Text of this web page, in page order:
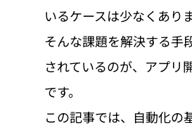
いるケースは少なくあり
そんな課題を解決する手
されているのが、アプリ
です。
この記事では、自動化の